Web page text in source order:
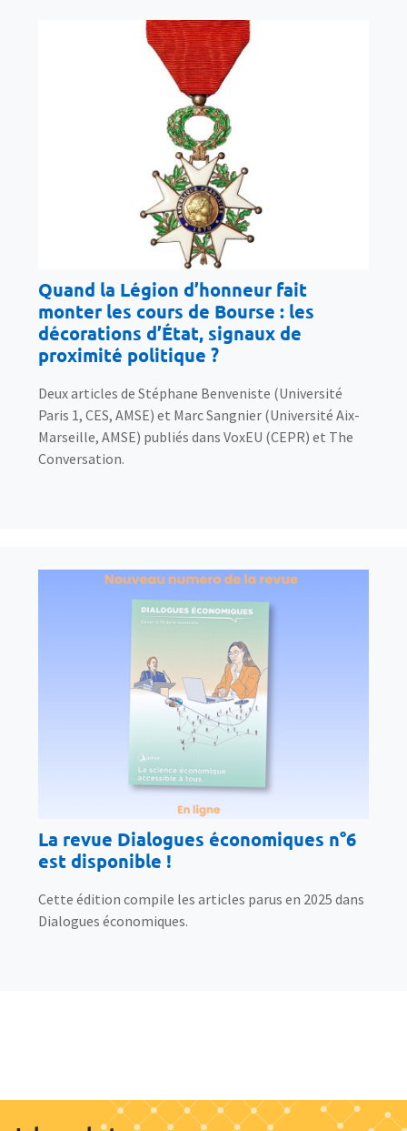
Quand la Légion d’honneur fait
monter les cours de Bourse : les
décorations d’État, signaux de
proximité politique ?
Deux articles de Stéphane Benveniste (Université
Paris 1, CES, AMSE) et Marc Sangnier (Université Aix-
Marseille, AMSE) publiés dans VoxEU (CEPR) et The
Conversation.
La revue Dialogues économiques n°6
est disponible !
Cette édition compile les articles parus en 2025 dans
Dialogues économiques.